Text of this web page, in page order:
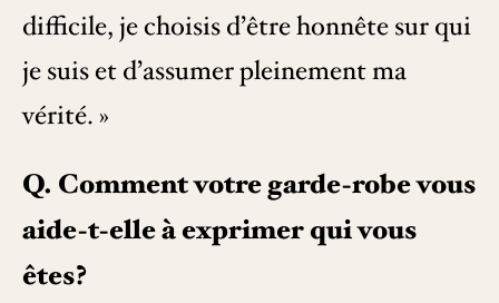
difficile, je choisis d’être honnête sur qui
je suis et d’assumer pleinement ma
vérité. »
Q. Comment votre garde-robe vous
aide-t-elle à exprimer qui vous
êtes?